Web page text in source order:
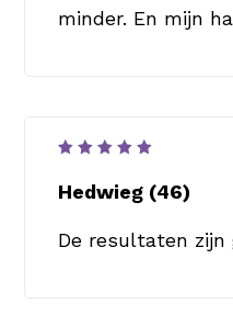
minder. En mijn
5 uit 5
Hedwieg (46)
De resultaten zijn